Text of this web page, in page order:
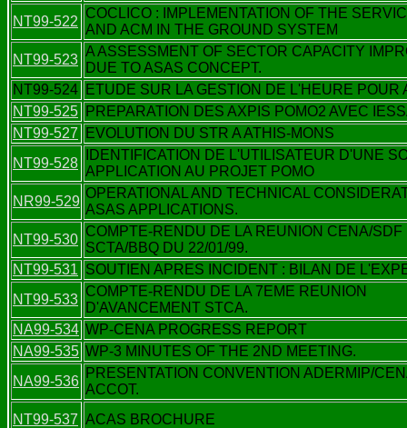
NT99-522
COCLICO : IMPLEMENTATION OF THE
AND ACM IN THE GROUND SYSTEM
NT99-523
A ASSESSMENT OF SECTOR CAPACITY
DUE TO ASAS CONCEPT.
NT99-524 ETUDE SUR LA GESTION DE L'HEURE POUR
NT99-525 PREPARATION DES AXPIS POMO2 AVEC
NT99-527
EVOLUTION DU STR A ATHIS-MONS
NT99-528
IDENTIFICATION DE L'UTILISATEUR D'UNE
APPLICATION AU PROJET POMO
NR99-529
OPERATIONAL AND TECHNICAL
ASAS APPLICATIONS.
NT99-530
COMPTE-RENDU DE LA REUNION CENA/SDF
SCTA/BBQ DU 22/01/99.
NT99-531 SOUTIEN APRES INCIDENT : BILAN DE
NT99-533
COMPTE-RENDU DE LA 7EME REUNION
D'AVANCEMENT STCA.
NA99-534 WP-CENA PROGRESS REPORT
NA99-535 WP-3 MINUTES OF THE 2ND MEETING.
NA99-536
PRESENTATION CONVENTION ADERMIP/
ACCOT.
NT99-537 ACAS BROCHURE